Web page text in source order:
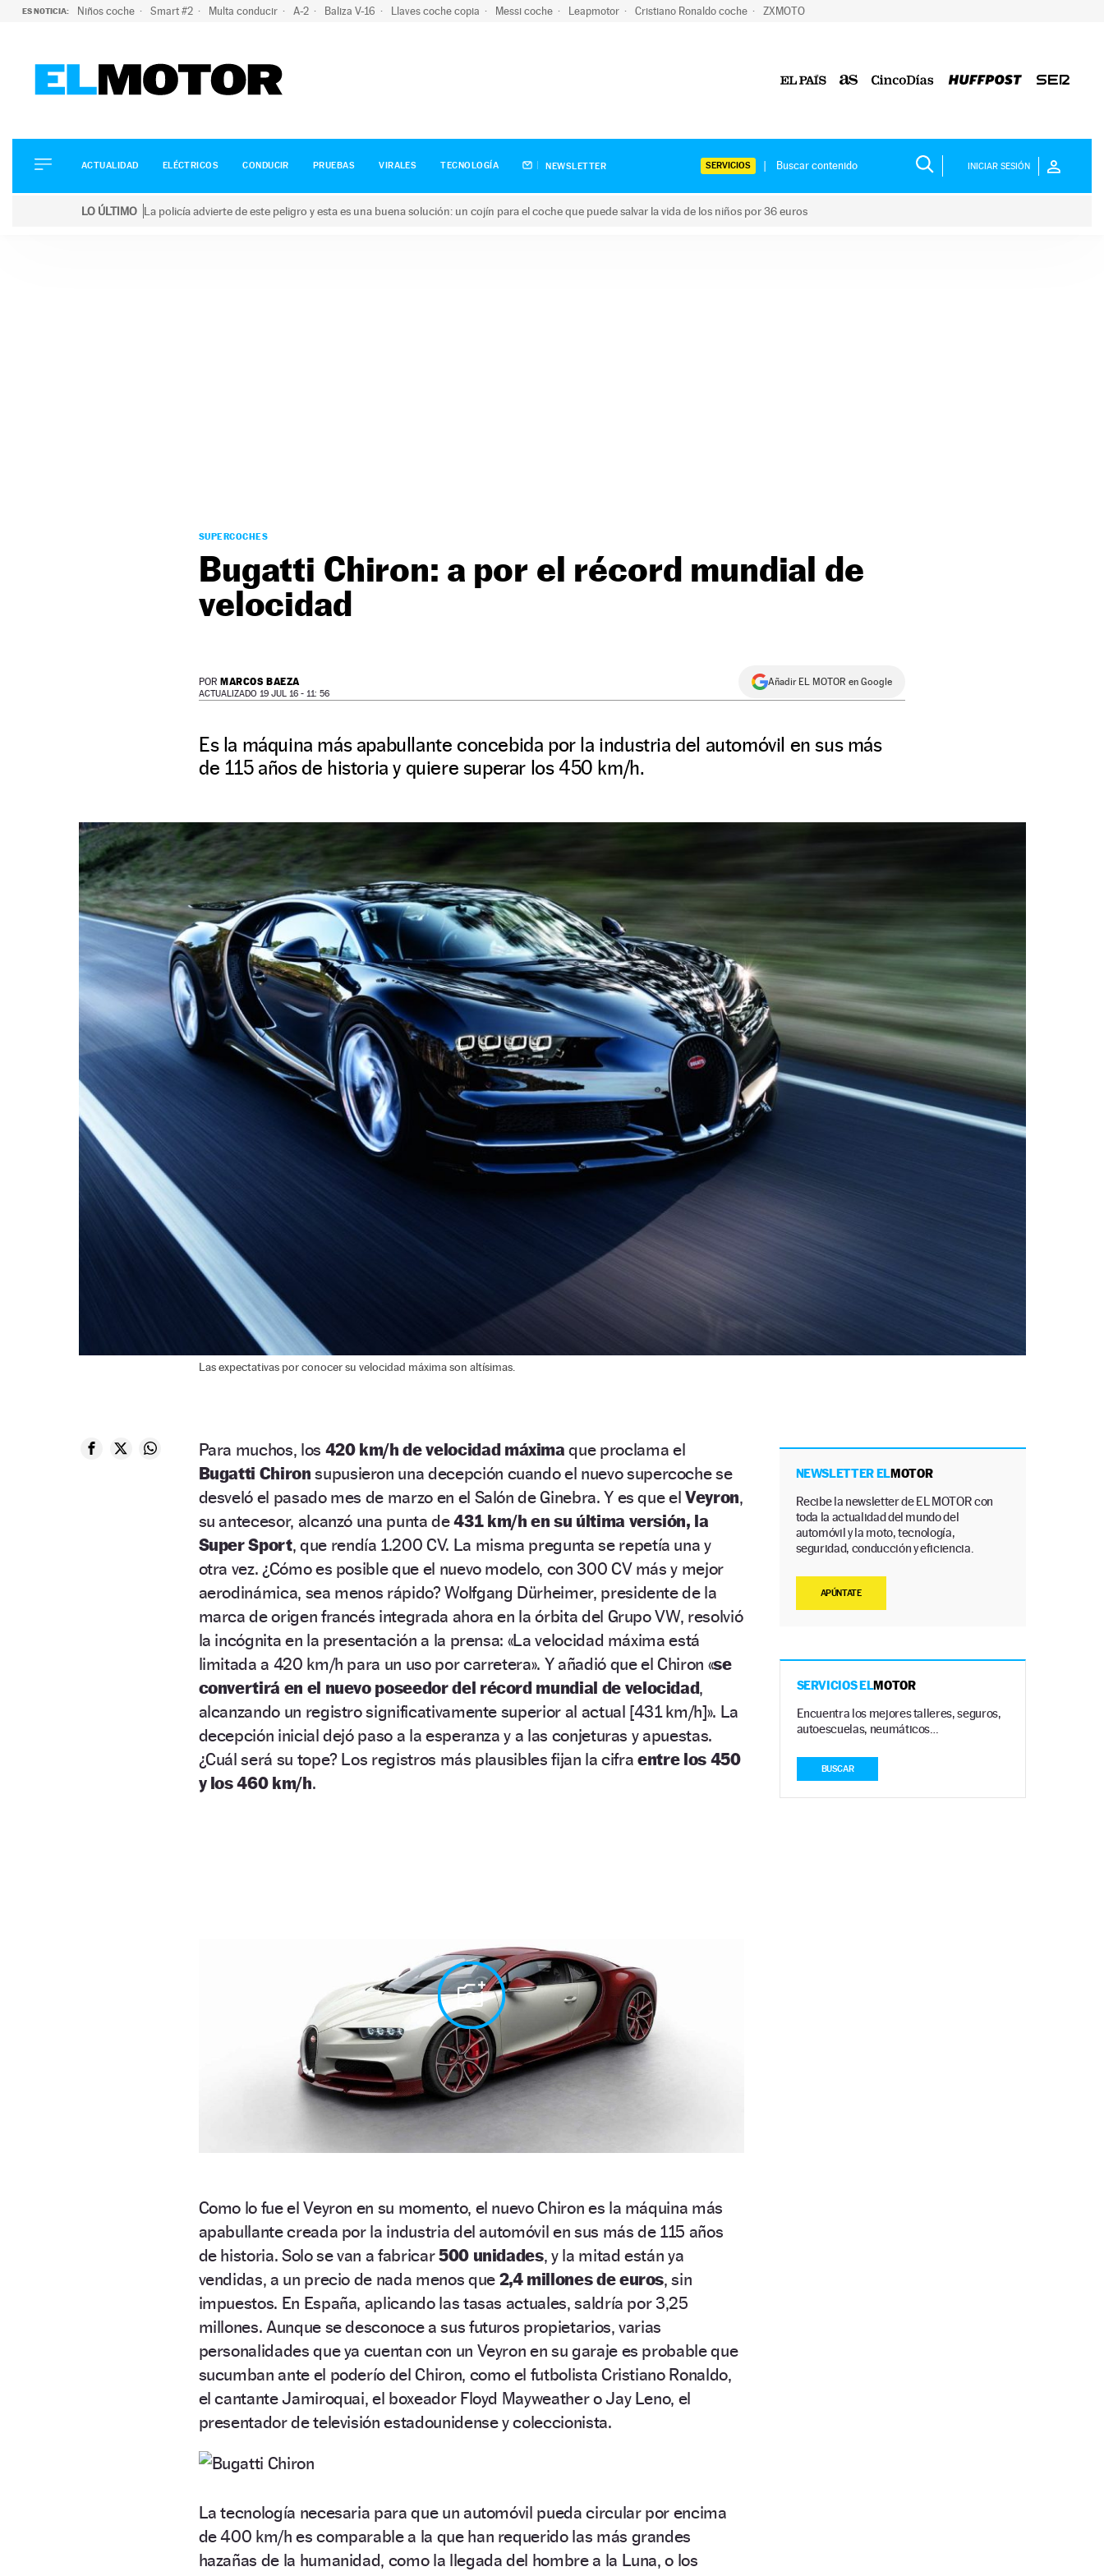
ES NOTICIA: Niños coche Smart #2 Multa conducir A-2 Baliza V-16 Llaves coche copia Messi coche Leapmotor Cristiano Ronaldo coche ZXMOTO
ELÉCTRICOS
CONDUCIR
ACTUALIDAD ELÉCTRICOS CONDUCIR PRUEBAS VIRALES TECNOLOGÍA NEWSLETTER SERVICIOS INICIAR SESIÓN
LO ÚLTIMO La policía advierte de este peligro y esta es una buena solución: un cojín para el coche que puede salvar la vida de los niños por 36 euros
SUPERCOCHES
Bugatti Chiron: a por el récord mundial de
velocidad
POR MARCOS BAEZA
ACTUALIZADO 19 JUL 16 - 11: 56
Añadir EL MOTOR en Google
Es la máquina más apabullante concebida por la industria del automóvil en sus más
de 115 años de historia y quiere superar los 450 km/h.
Las expectativas por conocer su velocidad máxima son altísimas.
Para muchos, los 420 km/h de velocidad máxima que proclama el
Bugatti Chiron supusieron una decepción cuando el nuevo supercoche se
desveló el pasado mes de marzo en el Salón de Ginebra. Y es que elVeyron,
su antecesor, alcanzó una punta de431 km/h en su última versión, la
Super Sport, que rendía 1.200 CV. La misma pregunta se repetía una y
otra vez. ¿Cómo es posible que el nuevo modelo, con 300 CV más y mejor
aerodinámica, sea menos rápido? Wolfgang Dürheimer, presidente de la
marca de origen francés integrada ahora en la órbita del Grupo VW, resolvió
la incógnita en la presentación a la prensa: «La velocidad máxima está
limitada a 420 km/h para un uso por carretera». Y añadió que el Chiron «se
convertirá en el nuevo poseedor del récord mundial de velocidad,
alcanzando un registro significativamente superior al actual [431 km/h]». La
decepción inicial dejó paso a la esperanza y a las conjeturas y apuestas.
¿Cuál será su tope? Los registros más plausibles fijan la cifraentre los 450
y los 460 km/h.
Como lo fue el Veyron en su momento, el nuevo Chiron es la máquina más
apabullante creada por la industria del automóvil en sus más de 115 años
de historia. Solo se van a fabricar500 unidades, y la mitad están ya
vendidas, a un precio de nada menos que 2,4 millones de euros, sin
impuestos. En España, aplicando las tasas actuales, saldría por 3,25
millones. Aunque se desconoce a sus futuros propietarios, varias
personalidades que ya cuentan con un Veyron en su garaje es probable que
sucumban ante el poderío del Chiron, como el futbolista Cristiano Ronaldo,
el cantante Jamiroquai, el boxeador Floyd Mayweather o Jay Leno, el
presentador de televisión estadounidense y coleccionista.
La tecnología necesaria para que un automóvil pueda circular por encima
de 400 km/h es comparable a la que han requerido las más grandes
hazañas de la humanidad, como la llegada del hombre a la Luna, o los
NEWSLETTER ELMOTOR
Recibe la newsletter de EL MOTOR con
toda la actualidad del mundo del
automóvil y la moto, tecnología,
seguridad, conducción y eficiencia.
APÚNTATE
SERVICIOS ELMOTOR
Encuentra los mejores talleres, seguros,
autoescuelas, neumáticos…
BUSCAR